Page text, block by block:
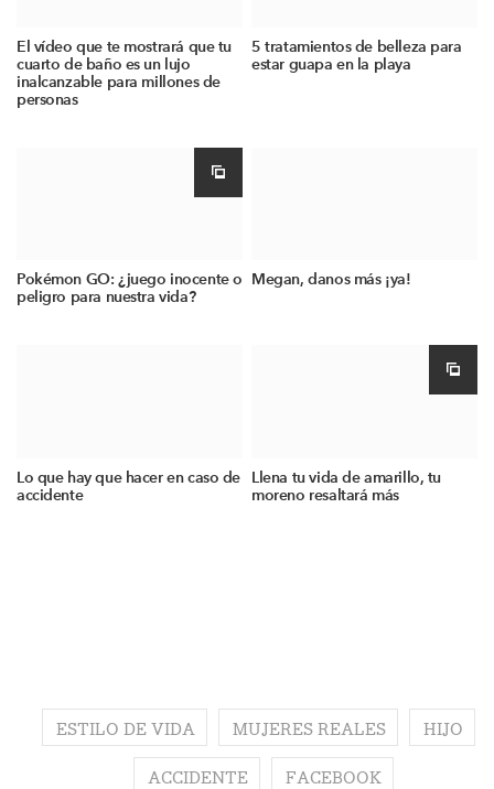
El vídeo que te mostrará que tu
cuarto de baño es un lujo
inalcanzable para millones de
personas
5 tratamientos de belleza para
estar guapa en la playa
Pokémon GO: ¿juego inocente o
peligro para nuestra vida?
Megan, danos más ¡ya!
Lo que hay que hacer en caso de
accidente
Llena tu vida de amarillo, tu
moreno resaltará más
ESTILO DE VIDA MUJERES REALES HIJO
ACCIDENTE FACEBOOK